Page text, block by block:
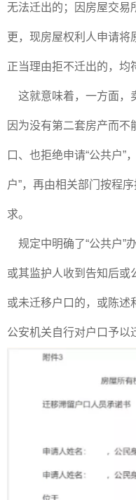
无法迁出的；因房屋交易
更，现房屋权利人申请将
正当理由拒不迁出的，均
这就意味着，一方面，
因为没有第二套房产而不
口、也拒绝申请“公共户”
户”，再由相关部门按程
求。
规定中明确了“公共户”
或其监护人收到告知后或
或未迁移户口的，或陈述
公安机关自行对户口予以